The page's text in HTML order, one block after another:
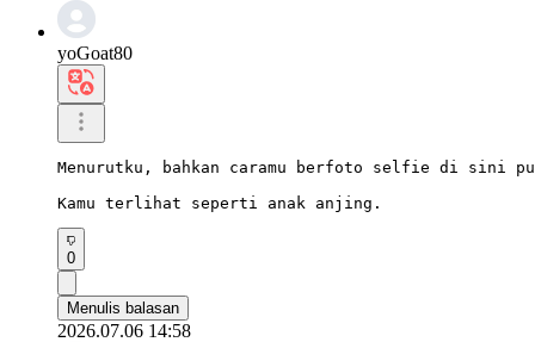
yoGoat80
Menurutku, bahkan caramu berfoto selfie di sini
Kamu terlihat seperti anak anjing.
0
Menulis balasan
2026.07.06 14:58